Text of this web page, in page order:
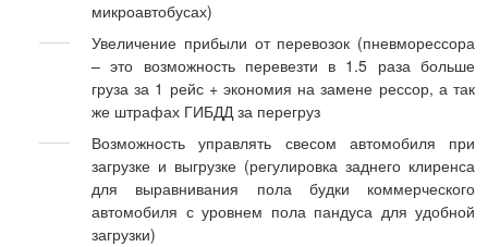
микроавтобусах)
Увеличение прибыли от перевозок (пневморессора
– это возможность перевезти в 1.5 раза больше
груза за 1 рейс + экономия на замене рессор, а так
же штрафах ГИБДД за перегруз
Возможность управлять свесом автомобиля при
загрузке и выгрузке (регулировка заднего клиренса
для выравнивания пола будки коммерческого
автомобиля с уровнем пола пандуса для удобной
загрузки)